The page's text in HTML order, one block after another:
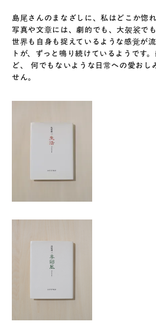
島尾さんのまなざしに、私はどこか惚
写真や文章には、劇的でも、大袈裟で
世界も自身も捉えているような感覚が
トが、ずっと鳴り続けているようです
ど、 何でもないような日常への愛おし
せん。